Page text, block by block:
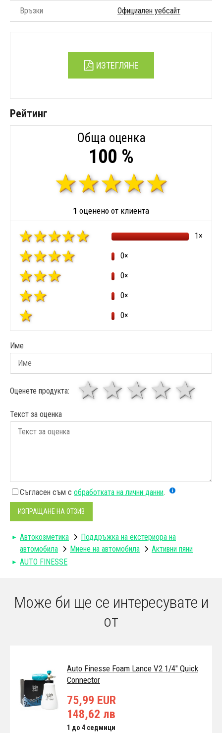
Връзки Официален уебсайт
ИЗТЕГЛЯНЕ
Рейтинг
Обща оценка
100 %
1 оценено от клиента
1×
0×
0×
0×
0×
Име
Оценете продукта: 4
3
звезди
1 звезда
Текст за оценка
Съгласен съм с обработката на лични данни.
ИЗПРАЩАНЕ НА ОТЗИВ
Автокозметика
Поддръжка на екстериора на
автомобила
Миене на автомобила
Активни пяни
AUTO FINESSE
Може би ще се интересувате и
от
Auto Finesse Foam Lance V2 1/4" Quick
Connector
75,99 EUR
148,62 лв
1 до 4 седмици